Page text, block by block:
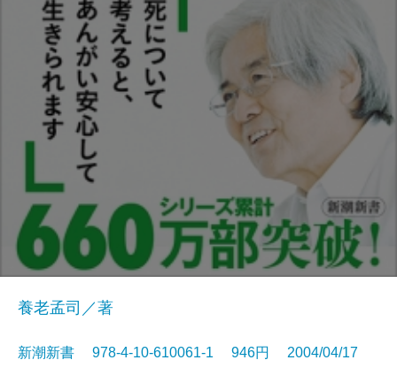
養老孟司／著
新潮新書 978-4-10-610061-1 946円 2004/04/17